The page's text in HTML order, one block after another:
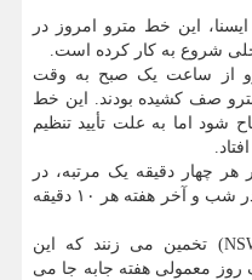
این خط مترو امروز در
از ساعت یک صبح به وقت
صف کشیده بودند. این خط
ابتدا در ۴ اوت افتتاح شود اما به علت تأیید تنظیم
چهار دقیقه یک مرتبه، در
اواسط روزهای هفته هر پنج دقیقه و در شب و آخر هفته هر ۱۰ دقیقه
مقامات ایالتی «نیو ساوث ولز» (NSW) تخمین می زنند که این
در یک روز معمولی هفته جابه جا می